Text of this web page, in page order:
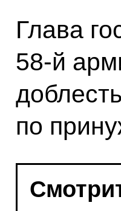
Глава
58-й
по